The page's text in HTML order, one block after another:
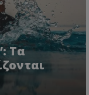
Τα